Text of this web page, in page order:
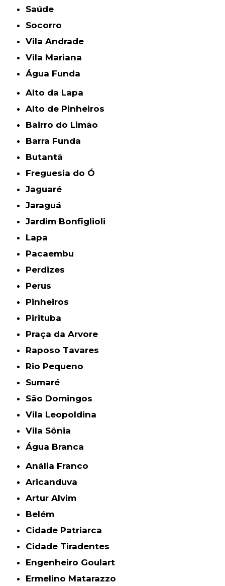
Saúde
Socorro
Vila Andrade
Vila Mariana
Água Funda
Alto da Lapa
Alto de Pinheiros
Bairro do Limão
Barra Funda
Butantã
Freguesia do Ó
Jaguaré
Jaraguá
Jardim Bonfiglioli
Lapa
Pacaembu
Perdizes
Perus
Pinheiros
Pirituba
Praça da Arvore
Raposo Tavares
Rio Pequeno
Sumaré
São Domingos
Vila Leopoldina
Vila Sônia
Água Branca
Anália Franco
Aricanduva
Artur Alvim
Belém
Cidade Patriarca
Cidade Tiradentes
Engenheiro Goulart
Ermelino Matarazzo